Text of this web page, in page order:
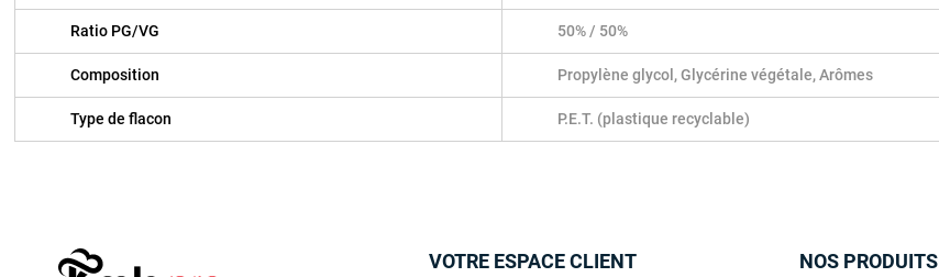
Ratio PG/VG 50% / 50%
Composition Propylène glycol, Glycérine végétale, Arômes
Type de flacon P.E.T. (plastique recyclable)
VOTRE ESPACE CLIENT NOS PRODUITS